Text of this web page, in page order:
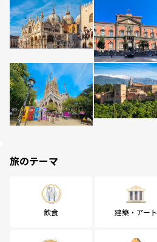
旅のテーマ
飲食 建築・アート